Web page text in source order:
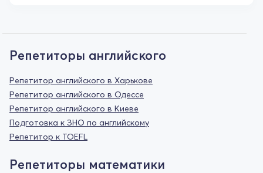
Репетиторы английского
Репетитор английского в Харькове
Репетитор английского в Одессе
Репетитор английского в Киеве
Подготовка к ЗНО по английскому
Репетитор к TOEFL
Репетиторы математики